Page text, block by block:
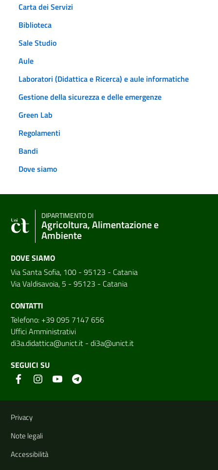
Carta dei Servizi
Biblioteca
Sale Studio
Aule
Laboratori (Didattica e Ricerca) e aule informatiche
Gestione della sicurezza e delle emergenze
Green Lab
Regolamenti
Bandi
Dove siamo
DIPARTIMENTO DI
Agricoltura, Alimentazione e
Ambiente
DOVE SIAMO
Via Santa Sofia, 100 - 95123 - Catania
Via Valdisavoia, 5 - 95123 - Catania
CONTATTI
Telefono: +39 095 7147 656
Uffici Amministrativi
di3a.didattica@unict.it - di3a@unict.it
SEGUICI SU
Link e informazioni utili
Privacy
Note legali
Accessibilità